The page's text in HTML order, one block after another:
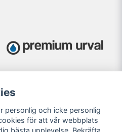
528641-4
personlig och icke personlig
för att vår webbplats
bästa upplevelse. Bekräfta